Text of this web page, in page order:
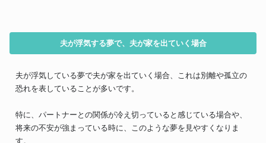
夫が浮気する夢で、夫が家を出ていく場合
夫が浮気している夢で夫が家を出ていく場合、これは別離や孤立の
恐れを表していることが多いです。
特に、パートナーとの関係が冷え切っていると感じている場合や、
将来の不安が強まっている時に、このような夢を見やすくなりま
す。